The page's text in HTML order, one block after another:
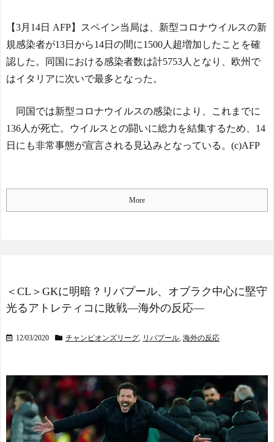
【3月14日 AFP】スペイン当局は、新型コロナウイルスの新
規感染者が13日から14日の間に1500人超増加したことを確
認した。同国における感染者数は計5753人となり、欧州で
はイタリアに次いで最多となった。
同国では新型コロナウイルスの感染により、これまでに
136人が死亡。ウイルスとの闘いに総力を結集するため、14
日にも非常事態が宣言される見込みとなっている。(c)AFP
More
＜CL＞GKに明暗？リバプール、オブラク中心に堅守
光るアトレティコに敗戦―海外の反応―
12/03/2020 チャンピオンズリーグ, リバプール, 海外の反応